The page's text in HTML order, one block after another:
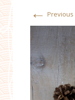
← Previous